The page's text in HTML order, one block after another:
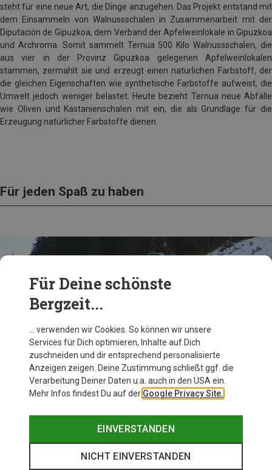
steht für eine neue Art, die Dinge anzugehen. Das Projekt entstand mit
dem Einsammeln von Walnussschalen in Zusammenarbeit mit der
Diputación de Gipuzkoa, dem Verband der Apfelweinlokale in Gipuzkoa
und Archroma. Somit sammelt Ternua 500 Kilo Walnussschalen, die
aus vier in der Provinz Gipuzkoa gelegenen Apfelweinlokalen
stammen, zermahlt sie und erzeugt einen natürlichen Farbstoff, der
die gleichen Eigenschaften wie synthetische Farbstoffe aufweist, die
Umwelt jedoch weniger belastet. Heute bezieht Ternua neue Abfälle
wie Oliven und Kastanienschalen mit ein, die als Grundlage für die
Erzeugung natürlicher Farbstoffe dienen.
Für jeden Spaß zu haben
Im Test: Muztagh Softshellhose von Ternua
ZUM TESTBERICHT
Für Deine schönste
Bergzeit...
… verwenden wir Cookies. So können wir unsere
Services für Dich optimieren, Inhalte auf Dich
zuschneiden und dir entsprechend personalisierte
Anzeigen zeigen. Deine Zustimmung schließt ggf. die
Verarbeitung Deiner Daten u.a. auch in den USA ein.
Mehr Infos findest Du auf der Google Privacy Site.
EINVERSTANDEN
NICHT EINVERSTANDEN